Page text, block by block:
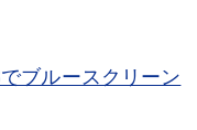
ブルースクリーン